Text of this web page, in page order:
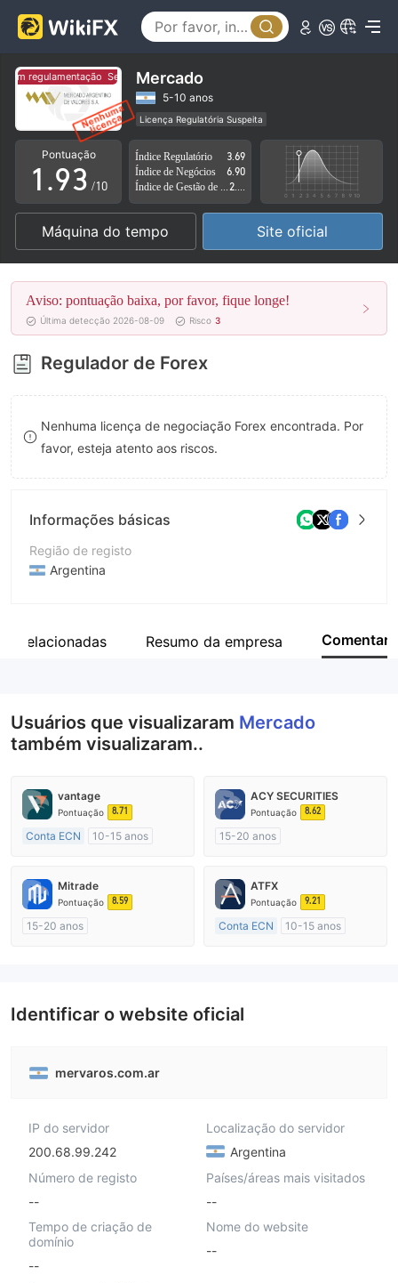
regulamentação Sem regulamentação
Mercado
5-10 anos
Licença Regulatória Suspeita
Região de negócios suspeita
Risco potencial alto
Pontuação
0
1
2
3
4
5
6
7
8
9
.
5
6
7
8
9
0
1
2
3
4
5
6
7
8
9
/10
Índice Regulatório
3.69
Índice de Negócios
6.90
Máquina do tempo Site oficial
Aviso: pontuação baixa, por favor, fique longe!
Última detecção 2026-08-09 Risco 3
Regulador de Forex
Nenhuma licença de negociação Forex encontrada. Por
favor, esteja atento aos riscos.
Informações básicas
Região de registo
Argentina
Empresa
Relacionadas Resumo da empresa Comentar
Usuários que visualizaram Mercado
também visualizaram..
vantage
Pontuação 8.71
Conta ECN
10-15 anos
Market Marketing (MM)
Etiqueta principal MT4
ACY SECURITIES
Pontuação 8.62
15-20 anos
Market Marketing (MM)
Etiqueta principal MT4
Mitrade
Pontuação 8.59
15-20 anos
ATFX
Pontuação 9.21
Conta ECN
10-15 anos
Identificar o website oficial
mervaros.com.ar
IP do servidor
200.68.99.242
Localização do servidor
Argentina
Número de registo
--
Países/áreas mais visitados
--
Tempo de criação de
domínio
--
Nome do website
--